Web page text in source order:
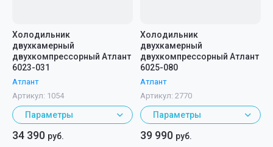
Холодильник
двухкамерный
двухкомпрессорный Атлант
6023-031
Атлант
Артикул: 1054
Параметры
34 390 руб.
Холодильник
двухкамерный
двухкомпрессорный Атлант
6025-080
Атлант
Артикул: 2770
Параметры
39 990 руб.